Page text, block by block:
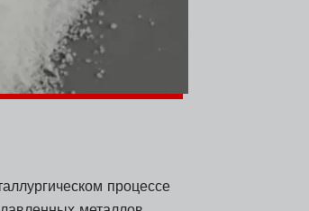
процессе